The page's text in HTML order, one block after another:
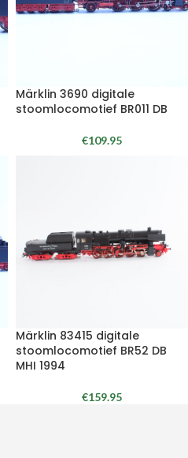
Märklin 3690 digitale
stoomlocomotief BR011 DB
€109.95
Märklin 83415 digitale
stoomlocomotief BR52 DB
MHI 1994
€159.95